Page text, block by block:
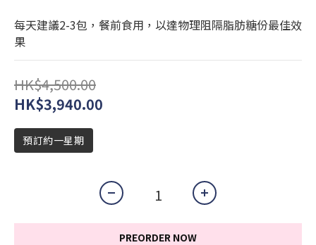
每天建議2-3包，餐前食用，以達物理阻隔脂肪糖份最佳效
果
HK$4,500.00
HK$3,940.00
預訂約一星期
PREORDER NOW